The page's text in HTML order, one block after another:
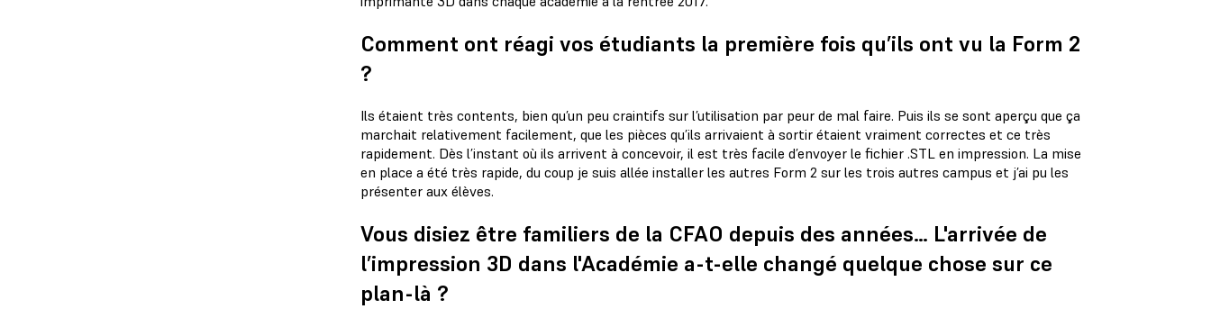
Comment ont réagi vos étudiants la première fois qu’ils ont vu la Form 2
?
Ils étaient très contents, bien qu’un peu craintifs sur l’utilisation par peur de mal faire. Puis ils se sont aperçu que ça
marchait relativement facilement, que les pièces qu’ils arrivaient à sortir étaient vraiment correctes et ce très
rapidement. Dès l’instant où ils arrivent à concevoir, il est très facile d’envoyer le fichier .STL en impression. La mise
en place a été très rapide, du coup je suis allée installer les autres Form 2 sur les trois autres campus et j’ai pu les
présenter aux élèves.
Vous disiez être familiers de la CFAO depuis des années… L'arrivée de
l’impression 3D dans l'Académie a-t-elle changé quelque chose sur ce
plan-là ?